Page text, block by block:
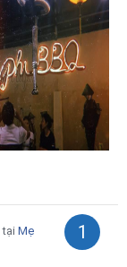
tại Mẹ
1